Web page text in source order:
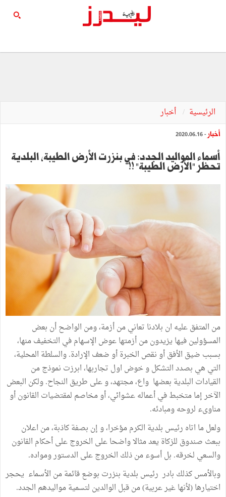
الرئيسية أخبار
أخبار - 2020.06.16
أسماء المواليد الجدد: في بنزرت الأرض الطيبة، البلدية
تحظر "الأرض الطيبة" !!
من المتفق عليه ان بلادنا تعاني من أزمة، ومن الواضح أن بعض
المسؤولين فيها يزيدون من أزمتها عوض الإسهام في التخفيف منها،
بسبب ضيق الأفق أو نقص الخبرة أو ضعف الإرادة. والسلطة المحلية،
التي هي بصدد التشكل و خوض اول تجاربها، ابرزت نموذج من
القيادات البلدية بعضها واع، مجتهد، و على طريق النجاح. ولكن البعض
الآخر إما متخبط في أعماله عشوائي، أو مخاصم لمقتضيات القانون أو
مناوىء لروحه ومبادئه.
ولعل ما اتاه رئيس بلدية الكرم مؤخرا، و إن بصفة كاذبة، من اعلان
ببعث صندوق للزكاة يعد مثالا واضحا على الخروج على أحكام القانون
والسعي لخرقه. بل أسوء من ذلك الخروج على الدستور ومواده.
وبالأمس كذلك بادر رئيس بلدية بنزرت بوضع قائمة من الأسماء يحجر
اختيارها (لأنها غير عربية) من قبل الوالدين لتسمية مواليدهم الجدد.